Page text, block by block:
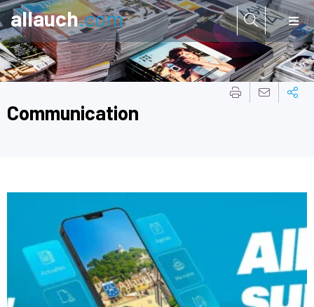
Aller à:allauch.com
Communication